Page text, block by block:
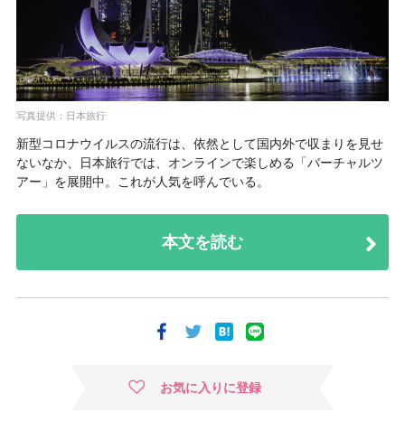
写真提供：日本旅行
新型コロナウイルスの流行は、依然として国内外で収まりを見せ
ないなか、日本旅行では、オンラインで楽しめる「バーチャルツ
アー」を展開中。これが人気を呼んでいる。
本文を読む
お気に入りに登録